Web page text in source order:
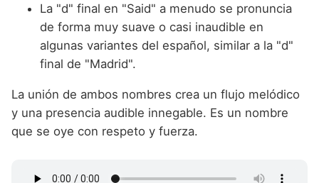
La "d" final en "Said" a menudo se pronuncia
de forma muy suave o casi inaudible en
algunas variantes del español, similar a la "d"
final de "Madrid".
La unión de ambos nombres crea un flujo melódico
y una presencia audible innegable. Es un nombre
que se oye con respeto y fuerza.